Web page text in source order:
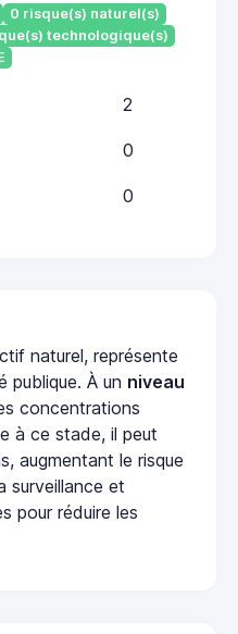
0 risque(s) naturel(s)
technologique(s)
2
0
0
naturel, représente
publique. À un niveau
concentrations
à ce stade, il peut
augmentant le risque
surveillance et
pour réduire les